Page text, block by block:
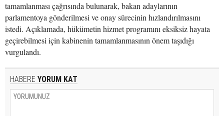
tamamlanması çağrısında bulunarak, bakan adaylarının
parlamentoya gönderilmesi ve onay sürecinin hızlandırılmasını
istedi. Açıklamada, hükümetin hizmet programını eksiksiz hayata
geçirebilmesi için kabinenin tamamlanmasının önem taşıdığı
vurgulandı.
HABERE YORUM KAT